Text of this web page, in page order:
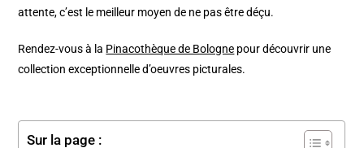
attente, c’est le meilleur moyen de ne pas être déçu.
Rendez-vous à la Pinacothèque de Bologne pour découvrir une
collection exceptionnelle d’oeuvres picturales.
Sur la page :